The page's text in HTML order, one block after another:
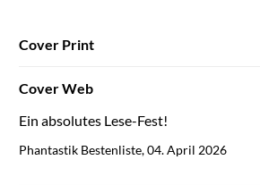
Cover Print
Cover Web
Ein absolutes Lese-Fest!
Phantastik Bestenliste, 04. April 2026